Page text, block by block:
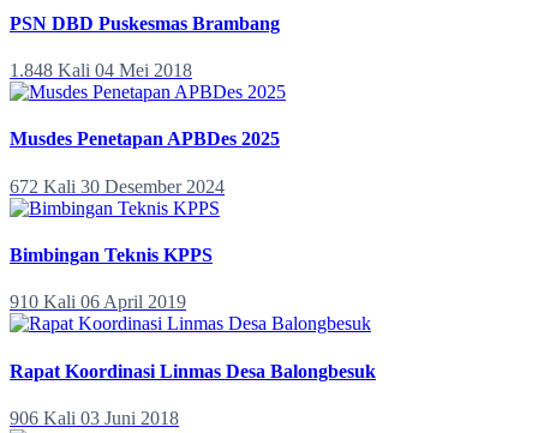
PSN DBD Puskesmas Brambang
1.848 Kali 04 Mei 2018
Musdes Penetapan APBDes 2025
672 Kali 30 Desember 2024
Bimbingan Teknis KPPS
910 Kali 06 April 2019
Rapat Koordinasi Linmas Desa Balongbesuk
906 Kali 03 Juni 2018